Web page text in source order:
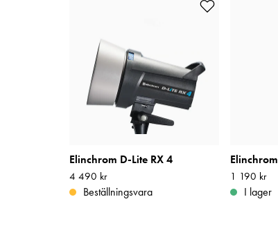
Elinchrom D-Lite RX 4
Pris:4 490 kr
4 490 kr
Beställningsvara
Pris:1 190 kr
1 190 kr
I lager